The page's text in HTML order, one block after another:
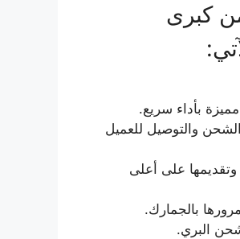
كبرى
بأداء سريع.
والتوصيل للعميل
على أعلى
بالجمارك.
البري.